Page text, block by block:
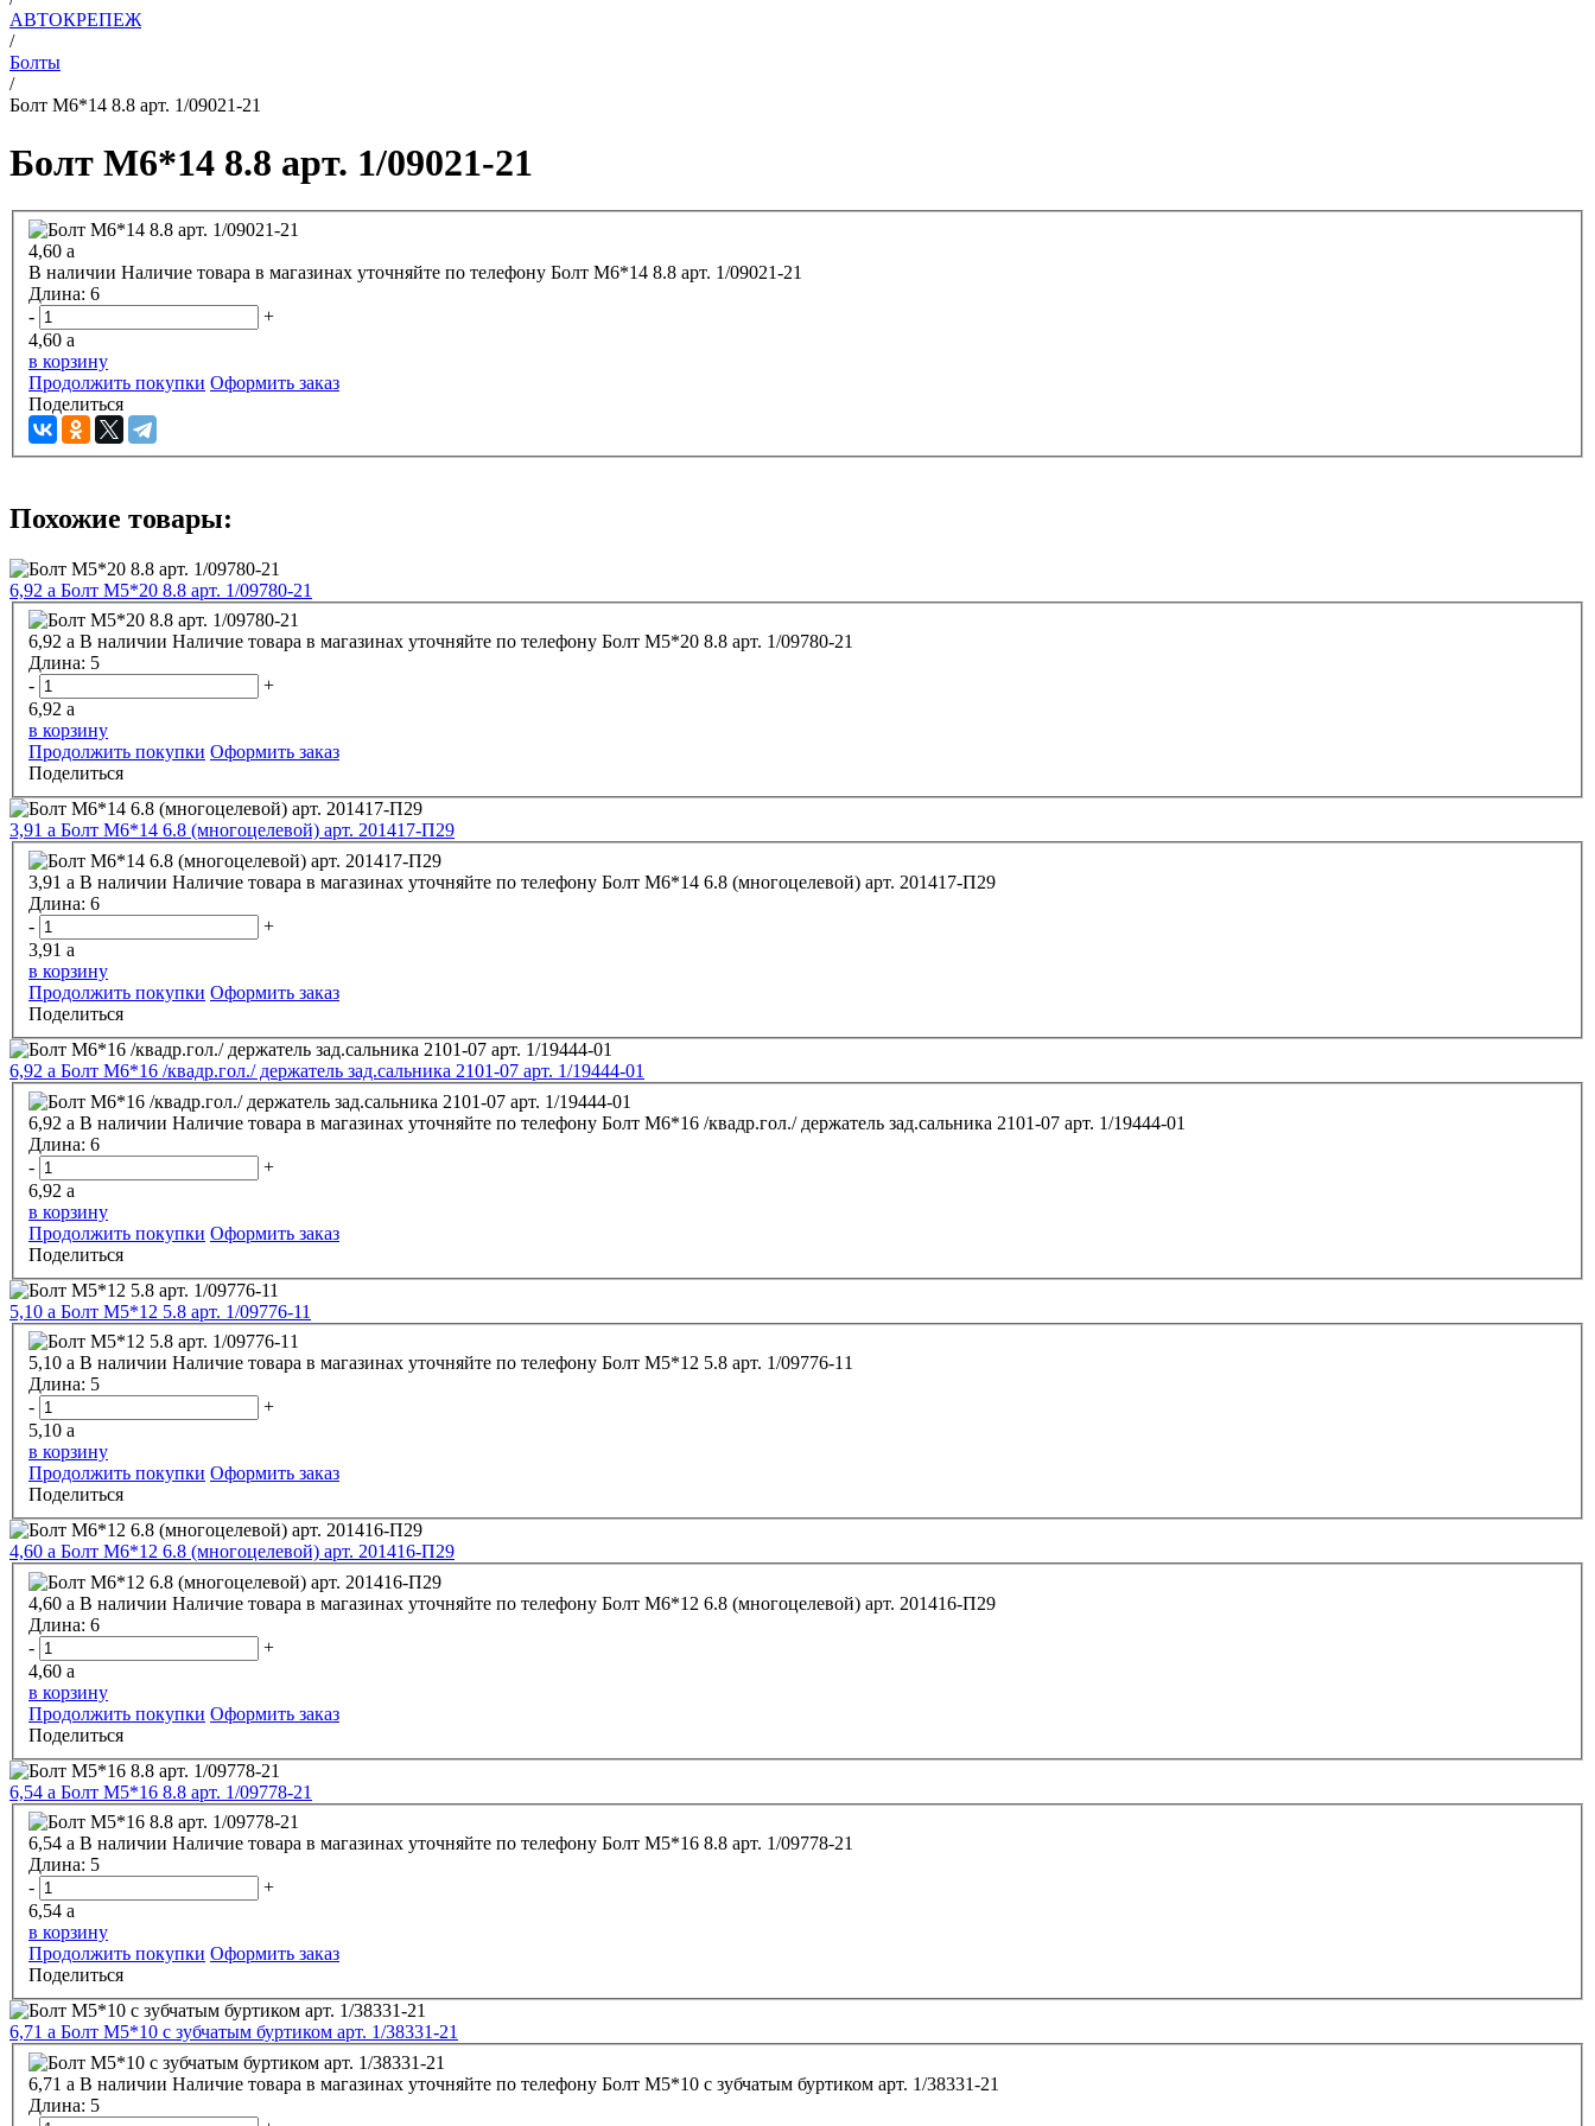
АВТОКРЕПЕЖ
/
Болты
/
Болт М6*14 8.8 арт. 1/09021-21
Болт М6*14 8.8 арт. 1/09021-21
4,60 a
В наличии Наличие товара в магазинах уточняйте по телефону
Болт М6*14 8.8 арт. 1/09021-21
Длина: 6
-
+
4,60 a
в корзину
Продолжить покупки Оформить заказ
Поделиться
Похожие товары:
6,92 a Болт М5*20 8.8 арт. 1/09780-21
6,92 a В наличии Наличие товара в магазинах уточняйте по телефону
Болт М5*20 8.8 арт. 1/09780-21
Длина: 5
-
+
6,92 a
в корзину
Продолжить покупки Оформить заказ
Поделиться
3,91 a Болт М6*14 6.8 (многоцелевой) арт. 201417-П29
3,91 a В наличии Наличие товара в магазинах уточняйте по телефону
Болт М6*14 6.8 (многоцелевой) арт. 201417-П29
Длина: 6
-
+
3,91 a
в корзину
Продолжить покупки Оформить заказ
Поделиться
6,92 a Болт М6*16 /квадр.гол./ держатель зад.сальника 2101-07 арт. 1/19444-01
6,92 a В наличии Наличие товара в магазинах уточняйте по телефону
Болт М6*16 /квадр.гол./ держатель зад.сальника 2101-07 арт. 1/19444-01
Длина: 6
-
+
6,92 a
в корзину
Продолжить покупки Оформить заказ
Поделиться
5,10 a Болт М5*12 5.8 арт. 1/09776-11
5,10 a В наличии Наличие товара в магазинах уточняйте по телефону
Болт М5*12 5.8 арт. 1/09776-11
Длина: 5
-
+
5,10 a
в корзину
Продолжить покупки Оформить заказ
Поделиться
4,60 a Болт М6*12 6.8 (многоцелевой) арт. 201416-П29
4,60 a В наличии Наличие товара в магазинах уточняйте по телефону
Болт М6*12 6.8 (многоцелевой) арт. 201416-П29
Длина: 6
-
+
4,60 a
в корзину
Продолжить покупки Оформить заказ
Поделиться
6,54 a Болт М5*16 8.8 арт. 1/09778-21
6,54 a В наличии Наличие товара в магазинах уточняйте по телефону
Болт М5*16 8.8 арт. 1/09778-21
Длина: 5
-
+
6,54 a
в корзину
Продолжить покупки Оформить заказ
Поделиться
6,71 a Болт М5*10 с зубчатым буртиком арт. 1/38331-21
6,71 a В наличии Наличие товара в магазинах уточняйте по телефону
Болт М5*10 с зубчатым буртиком арт. 1/38331-21
Длина: 5